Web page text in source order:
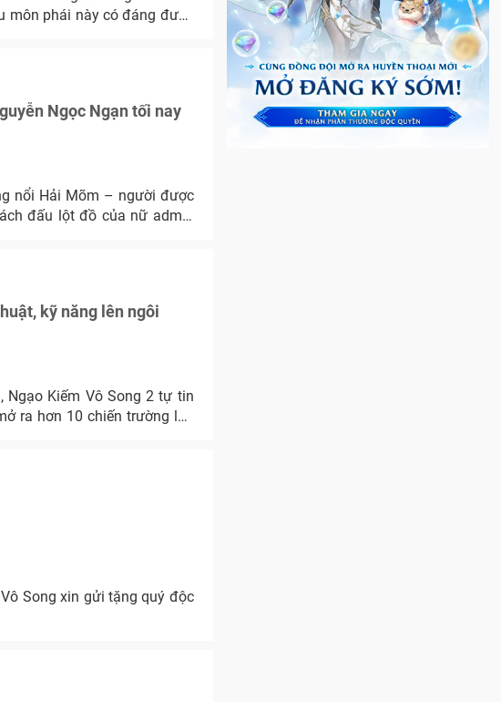
môn phái này có đáng được
Ngọc Ngạn tối nay
nổi Hải Mõm – người được
đấu lột đồ của nữ admin
kỹ năng lên ngôi
Ngạo Kiếm Vô Song 2 tự tin
ra hơn 10 chiến trường lớn
Song xin gửi tặng quý độc